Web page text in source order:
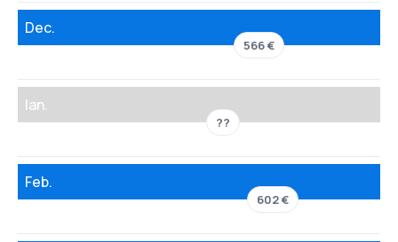
Dec.
566 €
Ian.
??
Feb.
602 €